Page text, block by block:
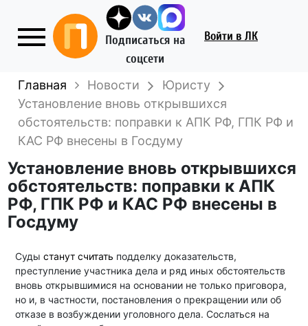
Подписаться на
соцсети
Войти в ЛК
Главная Новости
Юристу
Установление вновь открывшихся
обстоятельств: поправки к АПК РФ, ГПК РФ и
КАС РФ внесены в Госдуму
Установление вновь открывшихся
обстоятельств: поправки к АПК
РФ, ГПК РФ и КАС РФ внесены в
Госдуму
Суды станут считать подделку доказательств,
преступление участника дела и ряд иных обстоятельств
вновь открывшимися на основании не только приговора,
но и, в частности, постановления о прекращении или об
отказе в возбуждении уголовного дела. Сослаться на